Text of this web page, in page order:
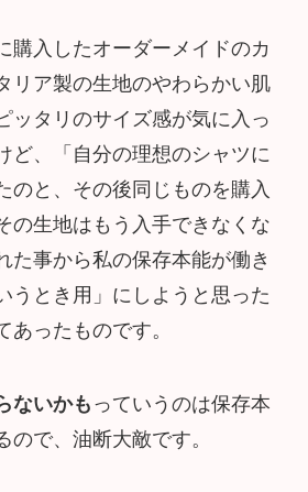
購入したオーダーメイドのカ
リア製の生地のやわらかい肌
ッタリのサイズ感が気に入っ
ど、「自分の理想のシャツに
のと、その後同じものを購入
の生地はもう入手できなくな
た事から私の保存本能が働き
うとき用」にしようと思った
あったものです。
ないかも っていうのは保存本
ので、油断大敵です。